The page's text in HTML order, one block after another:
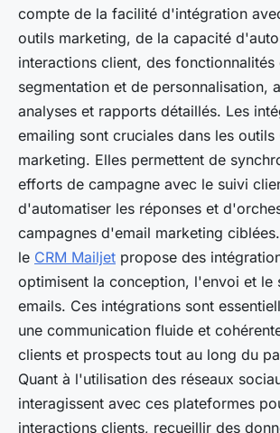
compte de la facilité d'intégration
outils marketing, de la capacité
interactions client, des fonctionnalités
segmentation et de personnalisation,
analyses et rapports détaillés. Les
emailing sont cruciales dans les outils
marketing. Elles permettent de
efforts de campagne avec le suivi
d'automatiser les réponses et
campagnes d'email marketing
le CRM Mailjet propose des
optimisent la conception, l'envoi et le
emails. Ces intégrations sont
une communication fluide et
clients et prospects tout au long du
Quant à l'utilisation des réseaux
interagissent avec ces plateformes
interactions clients, recueillir des